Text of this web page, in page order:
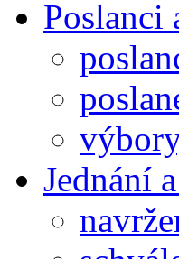
Poslanci
Jednání